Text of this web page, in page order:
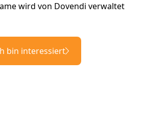
wird von Dovendi verwaltet
bin interessiert